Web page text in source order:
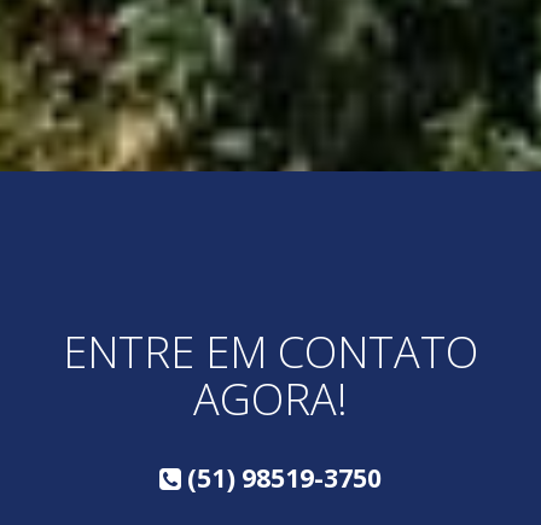
ENTRE EM CONTATO
AGORA!
(51) 98519-3750